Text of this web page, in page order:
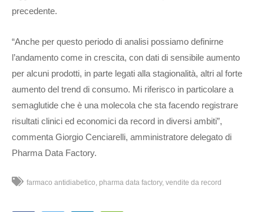
precedente.
“Anche per questo periodo di analisi possiamo definirne
l’andamento come in crescita, con dati di sensibile aumento
per alcuni prodotti, in parte legati alla stagionalità, altri al forte
aumento del trend di consumo. Mi riferisco in particolare a
semaglutide che è una molecola che sta facendo registrare
risultati clinici ed economici da record in diversi ambiti”,
commenta Giorgio Cenciarelli, amministratore delegato di
Pharma Data Factory.
farmaco antidiabetico pharma data factory vendite da record